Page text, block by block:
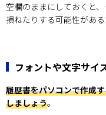
空欄のままにしておくと
損ねたりする可能性があ
フォントや文字サイ
履歴書をパソコンで作成
しましょう。